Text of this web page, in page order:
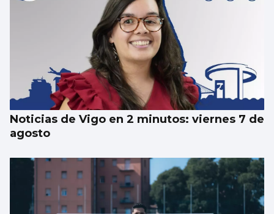
Las mafias trabajan gratis
Noticias de Vigo en 2 minutos: viernes 7 de
agosto